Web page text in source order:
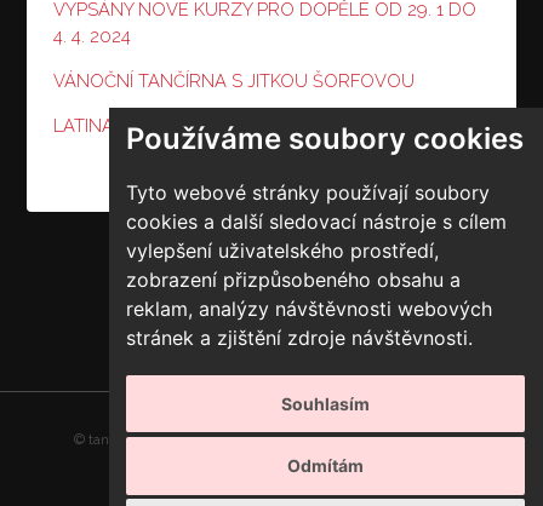
Používáme soubory cookies
Tyto webové stránky používají soubory
cookies a další sledovací nástroje s cílem
vylepšení uživatelského prostředí,
zobrazení přizpůsobeného obsahu a
reklam, analýzy návštěvnosti webových
stránek a zjištění zdroje návštěvnosti.
Souhlasím
Odmítám
VYPSÁNY NOVÉ KURZY PRO DOPĚLÉ OD 29. 1 DO
4. 4. 2024
VÁNOČNÍ TANČÍRNA S JITKOU ŠORFOVOU
LATINA "VÁNOČNÍ" MIX S MICHALEM KURTIŠEM
© tancirna.org | Všechna práva vyhrazena |Předvolby cookies